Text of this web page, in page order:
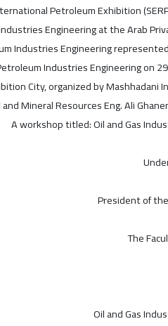
Petroleum Exhibition
Engineering at the Arab
Industries Engineering
Industries Engineering on
City, organized by
Mineral Resources Eng. Ali
A workshop titled: Oil and Gas
The
Oil and Gas